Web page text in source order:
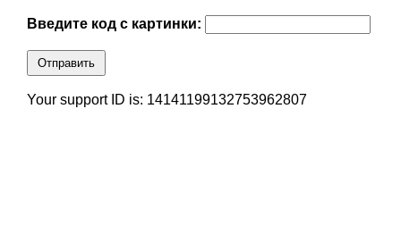
Введите код с картинки:
Отправить
Your support ID is: 14141199132753962807